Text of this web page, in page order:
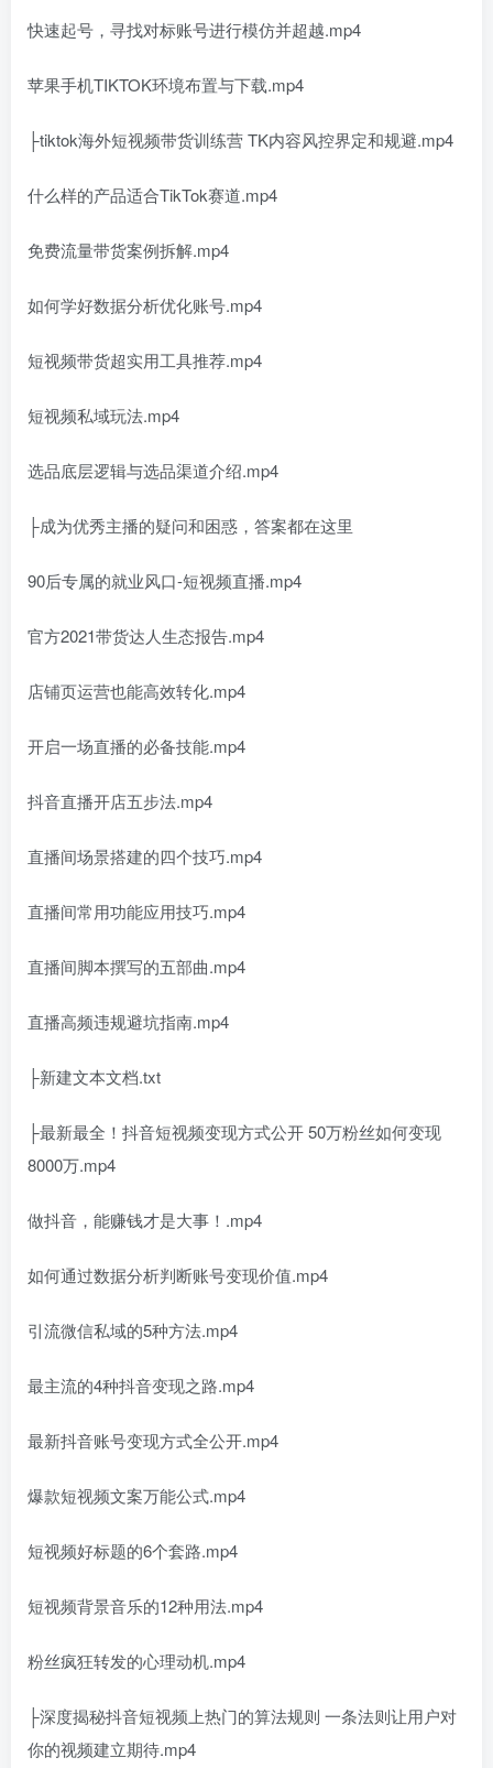
快速起号，寻找对标账号进行模仿并超越.mp4
苹果手机TIKTOK环境布置与下载.mp4
├tiktok海外短视频带货训练营 TK内容风控界定和规避.mp4
什么样的产品适合TikTok赛道.mp4
免费流量带货案例拆解.mp4
如何学好数据分析优化账号.mp4
短视频带货超实用工具推荐.mp4
短视频私域玩法.mp4
选品底层逻辑与选品渠道介绍.mp4
├成为优秀主播的疑问和困惑，答案都在这里
90后专属的就业风口-短视频直播.mp4
官方2021带货达人生态报告.mp4
店铺页运营也能高效转化.mp4
开启一场直播的必备技能.mp4
抖音直播开店五步法.mp4
直播间场景搭建的四个技巧.mp4
直播间常用功能应用技巧.mp4
直播间脚本撰写的五部曲.mp4
直播高频违规避坑指南.mp4
├新建文本文档.txt
├最新最全！抖音短视频变现方式公开 50万粉丝如何变现
8000万.mp4
做抖音，能赚钱才是大事！.mp4
如何通过数据分析判断账号变现价值.mp4
引流微信私域的5种方法.mp4
最主流的4种抖音变现之路.mp4
最新抖音账号变现方式全公开.mp4
爆款短视频文案万能公式.mp4
短视频好标题的6个套路.mp4
短视频背景音乐的12种用法.mp4
粉丝疯狂转发的心理动机.mp4
├深度揭秘抖音短视频上热门的算法规则 一条法则让用户对
你的视频建立期待.mp4